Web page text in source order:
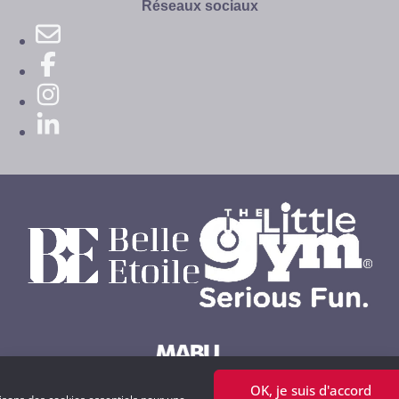
OK, je suis d'accord
Réseaux sociaux
Powered by MABU Concepts S.A.